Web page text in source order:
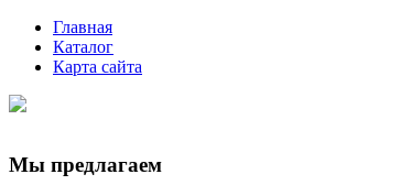
Главная
Каталог
Карта сайта
Мы предлагаем